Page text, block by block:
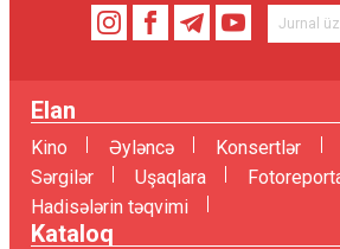
Elan
Kino Əyləncə Konsertlər
Sərgilər
Uşaqlara
Hadisələrin təqvimi
Kataloq